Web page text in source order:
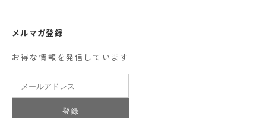
メルマガ登録
お得な情報を発信しています
登録